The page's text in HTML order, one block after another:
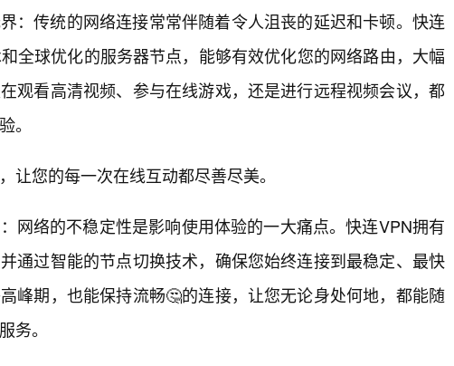
：传统的网络连接常常伴随着令人沮丧的延迟和卡顿。快连
全球优化的服务器节点，能够有效优化您的网络路由，大幅
观看高清视频、参与在线游戏，还是进行远程视频会议，都
。
让您的每一次在线互动都尽善尽美。
网络的不稳定性是影响使用体验的一大痛点。快连VPN拥有
通过智能的节点切换技术，确保您始终连接到最稳定、最快
峰期，也能保持流畅🤔的连接，让您无论身处何地，都能随
务。